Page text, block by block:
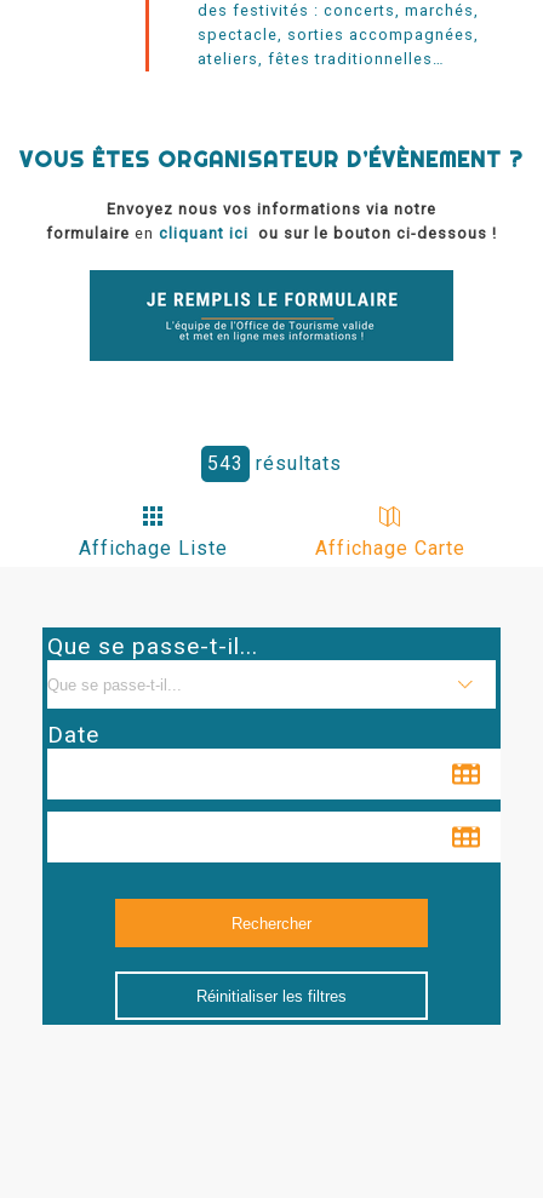
des festivités : concerts, marchés,
spectacle, sorties accompagnées,
ateliers, fêtes traditionnelles…
VOUS ÊTES ORGANISATEUR D’ÉVÈNEMENT ?
Envoyez nous vos informations via notre
formulaire en cliquant ici ou sur le bouton ci-dessous !
543 résultats
Affichage Liste Affichage Carte
Que se passe-t-il...
Date
Réinitialiser les filtres